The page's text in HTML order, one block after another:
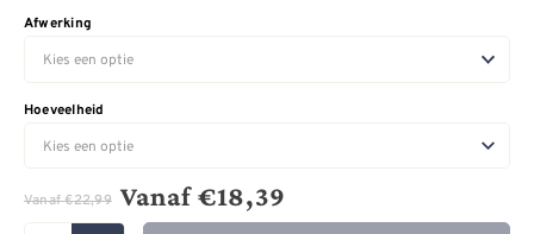
Afwerking
Hoeveelheid
Vanaf€22,99 Vanaf€18,39